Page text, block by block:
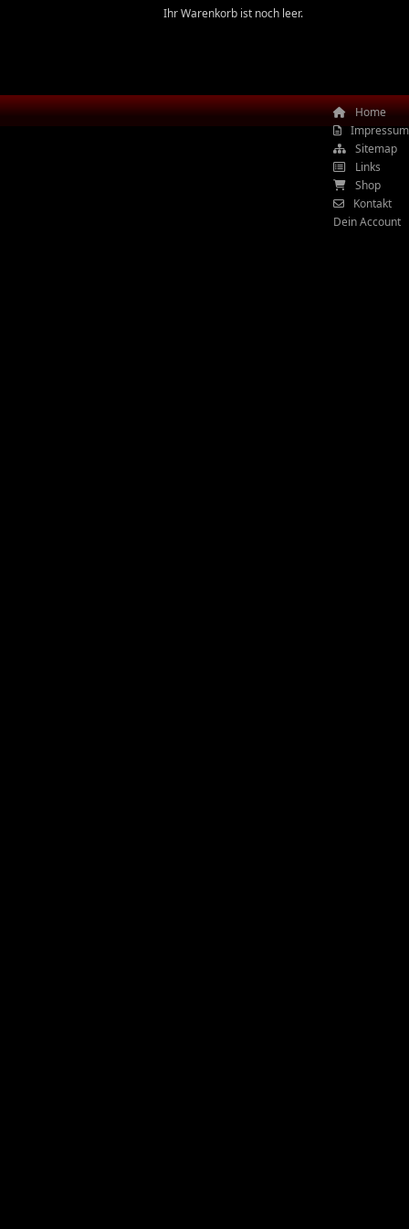
Ihr Warenkorb ist noch leer.
Home
Impressum
Sitemap
Links
Shop
Kontakt
Dein Account